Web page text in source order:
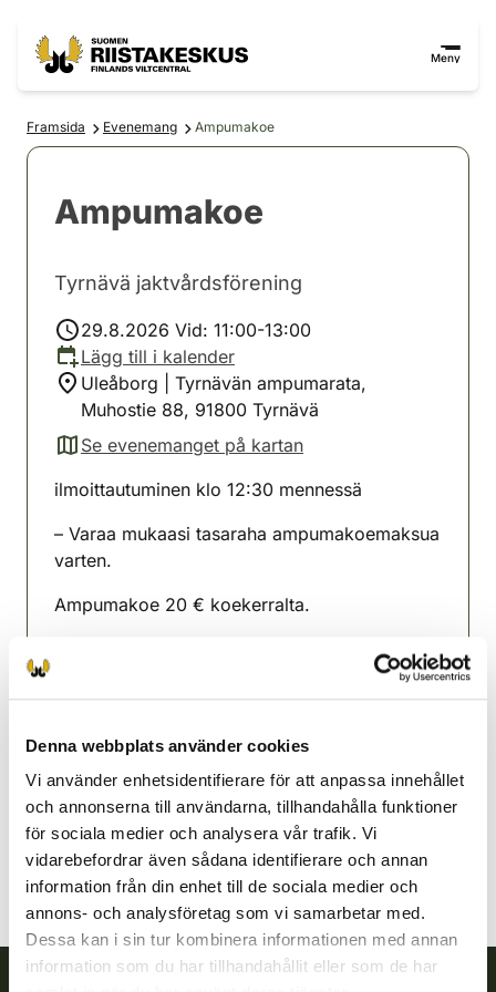
Denna webbplats använder cookies
Vi använder enhetsidentifierare för att anpassa innehållet
och annonserna till användarna, tillhandahålla funktioner
för sociala medier och analysera vår trafik. Vi
vidarebefordrar även sådana identifierare och annan
information från din enhet till de sociala medier och
annons- och analysföretag som vi samarbetar med.
Dessa kan i sin tur kombinera informationen med annan
information som du har tillhandahållit eller som de har
Meny
Framsida Evenemang Ampumakoe
Ampumakoe
Tyrnävä jaktvårdsförening
29.8.2026 Vid: 11:00-13:00
Lägg till i kalender
Uleåborg | Tyrnävän ampumarata,
Muhostie 88, 91800 Tyrnävä
Se evenemanget på kartan
(avautuu uuteen välilehteen)
ilmoittautuminen klo 12:30 mennessä
– Varaa mukaasi tasaraha ampumakoemaksua
varten.
Ampumakoe 20 € koekerralta.
Uleåborg
0405412330
tyrnava@rhy.riista.fi